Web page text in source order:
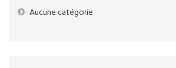
Aucune catégorie